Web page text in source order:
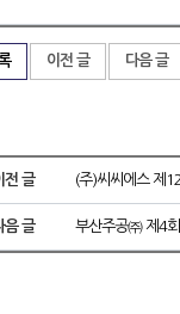
이전 글 다음 글
전 글 (주)씨씨에스 제
음 글 부산주공㈜ 제4